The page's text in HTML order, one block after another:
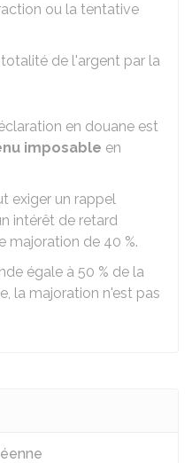
ou la tentative
de l'argent par la
en douane est
imposable en
exiger un rappel
intérêt de retard
majoration de 40 %.
égale à 50 % de la
la majoration n'est pas